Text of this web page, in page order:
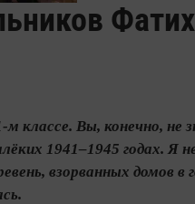
классе. Вы, конечно, не
1941–1945 годах. Я
взорванных домов